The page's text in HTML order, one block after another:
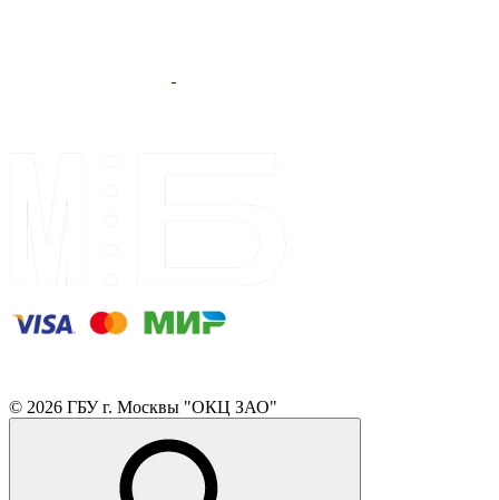
© 2026 ГБУ г. Москвы "ОКЦ ЗАО"